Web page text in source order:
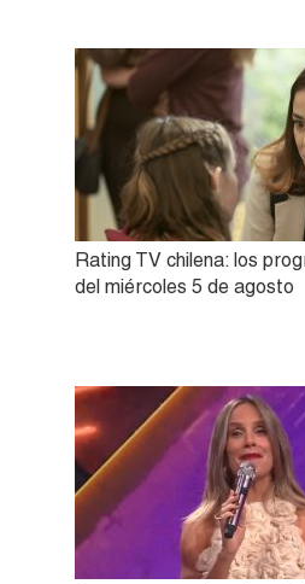
Rating TV chilena: los
del miércoles 5 de agosto